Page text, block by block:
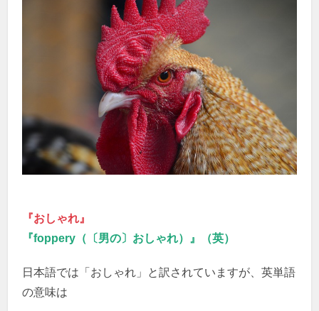
『おしゃれ』
『foppery（〔男の〕おしゃれ）』（英）
日本語では「おしゃれ」と訳されていますが、英単語
の意味は